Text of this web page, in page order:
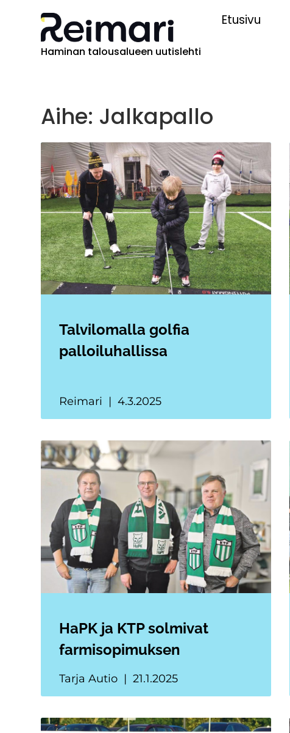
Haminan talousalueen uutislehti
Etusivu
Aihe: Jalkapallo
Talvilomalla golfia
palloiluhallissa
Reimari 4.3.2025
HaPK ja KTP solmivat
farmisopimuksen
Tarja Autio 21.1.2025